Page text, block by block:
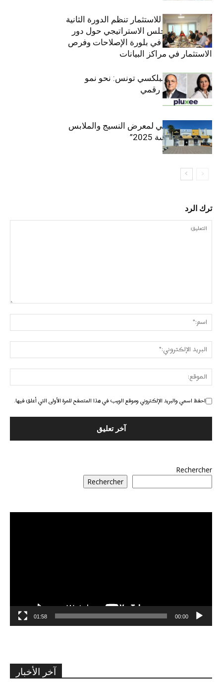
الهيئة التونسية للاستثمار تنظم الدورة الثانية
والعشرين للمجلس الاستراتيجي حول دور
القطاع الخاص في بلورة الإصلاحات وفرص
الاستثمار في مراكز البيانات
قيادة مزدوجة لبلكسي تونس: نحو نمو
متسارع وتحول رقمي
الافتتاح الرسمي لمعرض النسيج والملابس
“إنترتكس سوسة 2025”
ترك الرد
احفظ اسمي والبريد الإلكتروني وموقع الويب في هذا المتصفح للمرة الأولى التي أعلق فيها.
Rechercher
Rechercher
00:00
01:58
آخر الأخبار